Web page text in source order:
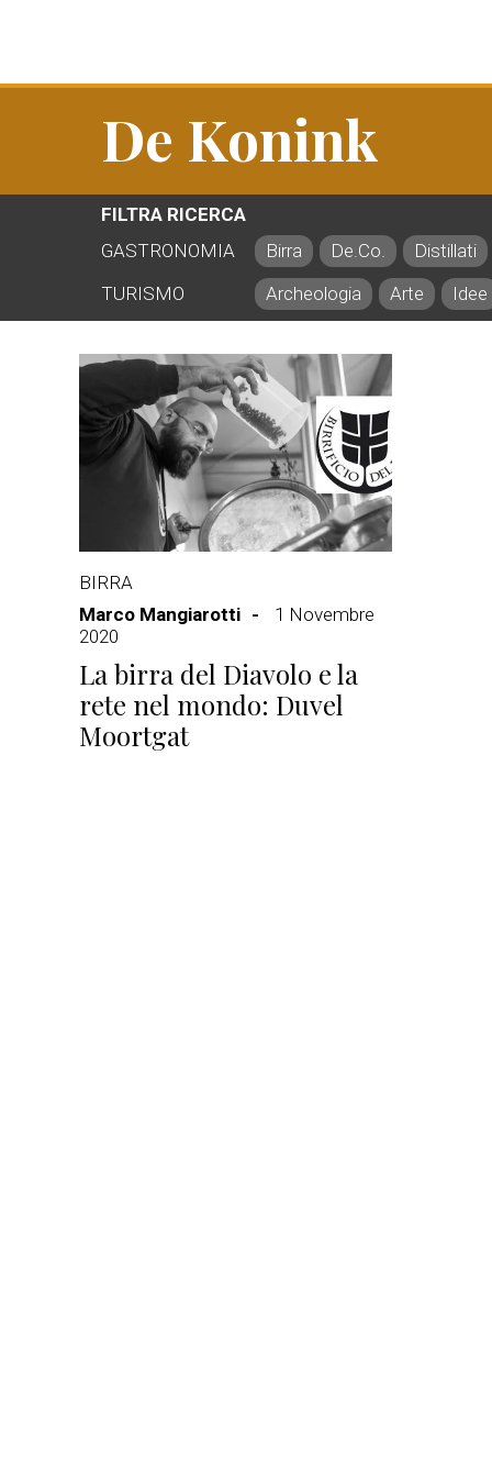
De Konink
FILTRA RICERCA
GASTRONOMIA
Birra De.Co.
Distillati
TURISMO
Archeologia Arte Idee
BIRRA
Marco Mangiarotti
1 Novembre
2020
La birra del Diavolo e la
rete nel mondo: Duvel
Moortgat